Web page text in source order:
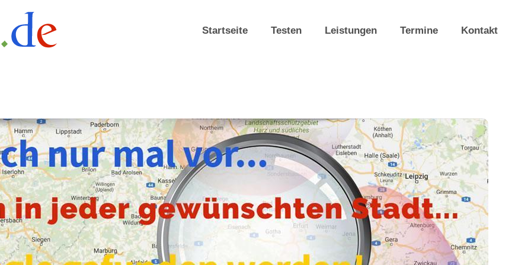
Startseite Testen Leistungen Termine Kontakt